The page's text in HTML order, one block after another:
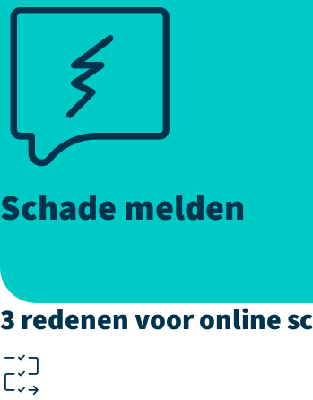
Schade melden
3 redenen voor online